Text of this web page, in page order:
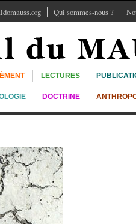
Qui sommes-nous ?
LECTURES
DOCTRINE